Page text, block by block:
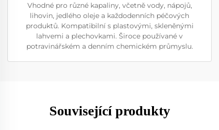
Vhodné pro různé kapaliny, včetně vody, nápojů,
lihovin, jedlého oleje a každodenních péčových
produktů. Kompatibilní s plastovými, skleněnými
lahvemi a plechovkami. Široce používané v
potravinářském a denním chemickém průmyslu.
Související produkty